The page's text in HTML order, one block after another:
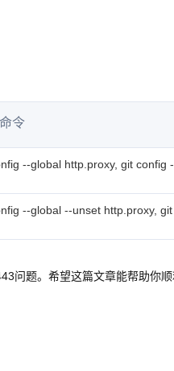
令
--global http.proxy, git config
--global --unset http.proxy,
问题。希望这篇文章能帮助你